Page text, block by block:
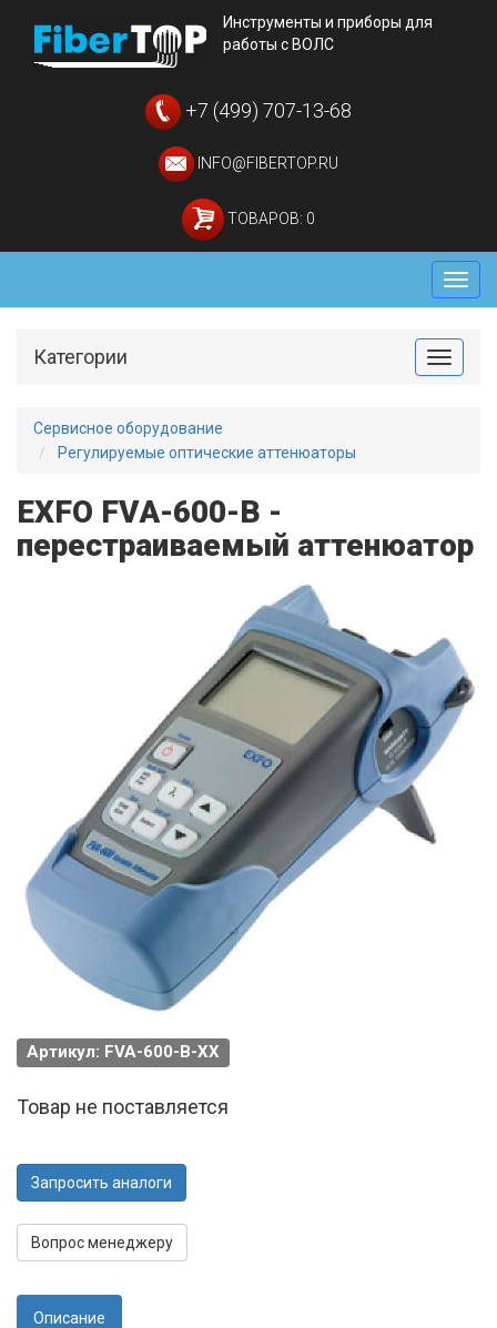
Инструменты и приборы для
работы с ВОЛС
+7 (499) 707-13-68
INFO@FIBERTOP.RU
ТОВАРОВ: 0
Меню
Toggle
Категории
Сервисное оборудование
Регулируемые оптические аттенюаторы
EXFO FVA-600-B -
перестраиваемый аттенюатор
Артикул: FVA-600-B-XX
Товар не поставляется
Запросить аналоги
Вопрос менеджеру
Описание